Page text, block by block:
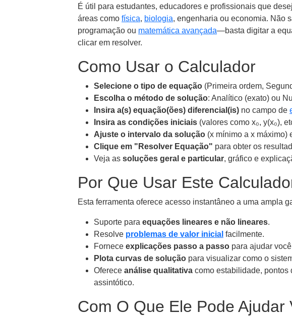
É útil para estudantes, educadores e profissionais que
áreas como física, biologia, engenharia ou economia. Não
programação ou matemática avançada—basta digitar a
clicar em resolver.
Como Usar o Calculador
Selecione o tipo de equação (Primeira ordem,
Escolha o método de solução: Analítico (exato) ou
Insira a(s) equação(ões) diferencial(is) no campo de
Insira as condições iniciais (valores como x₀, y(x₀),
Ajuste o intervalo da solução (x mínimo a x máximo)
Clique em "Resolver Equação" para obter os
Veja as soluções geral e particular, gráfico e
Por Que Usar Este
Esta ferramenta oferece acesso instantâneo a uma ampla
Suporte para equações lineares e não lineares.
Resolve problemas de valor inicial facilmente.
Fornece explicações passo a passo para ajudar
Plota curvas de solução para visualizar como o
Oferece análise qualitativa como estabilidade, pontos
assintótico.
Com O Que Ele Pode Ajudar